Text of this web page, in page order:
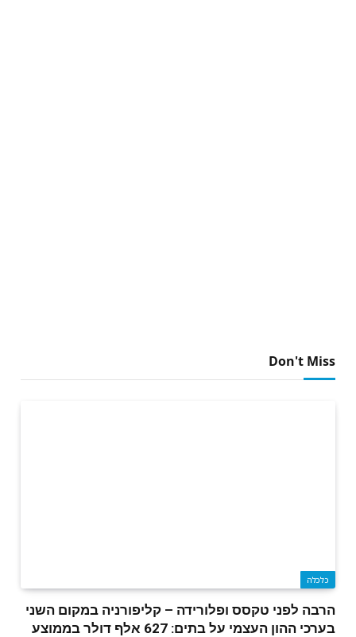
Don't Miss
כלכלה
הרבה לפני טקסס ופלורידה – קליפורניה במקום השני
בערכי ההון העצמי על בתים: 627 אלף דולר בממוצע